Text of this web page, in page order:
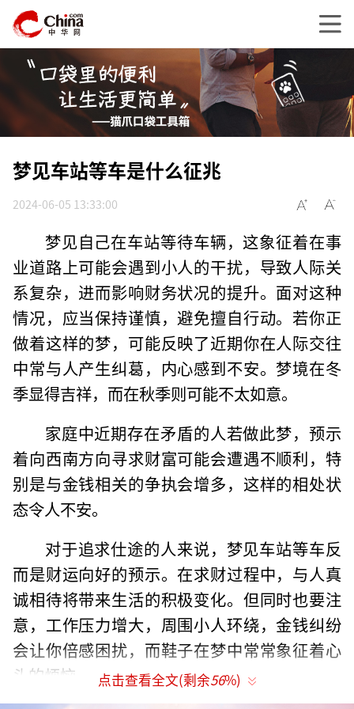
梦见车站等车是什么征兆
2024-06-05 13:33:00
梦见自己在车站等待车辆，这象征着在事
业道路上可能会遇到小人的干扰，导致人际关
系复杂，进而影响财务状况的提升。面对这种
情况，应当保持谨慎，避免擅自行动。若你正
做着这样的梦，可能反映了近期你在人际交往
中常与人产生纠葛，内心感到不安。梦境在冬
季显得吉祥，而在秋季则可能不太如意。
家庭中近期存在矛盾的人若做此梦，预示
着向西南方向寻求财富可能会遭遇不顺利，特
别是与金钱相关的争执会增多，这样的相处状
态令人不安。
对于追求仕途的人来说，梦见车站等车反
而是财运向好的预示。在求财过程中，与人真
诚相待将带来生活的积极变化。但同时也要注
意，工作压力增大，周围小人环绕，金钱纠纷
会让你倍感困扰，而鞋子在梦中常常象征着心
头的烦恼。
点击查看全文(剩余56%)